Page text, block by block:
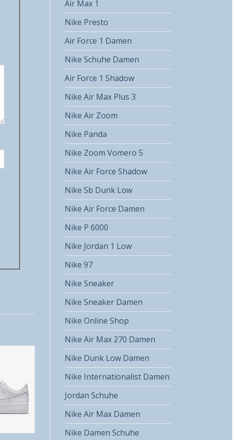
Air Max 1
Nike Presto
Air Force 1 Damen
Nike Schuhe Damen
Air Force 1 Shadow
Nike Air Max Plus 3
Nike Air Zoom
Nike Panda
Nike Zoom Vomero 5
Nike Air Force Shadow
Nike Sb Dunk Low
Nike Air Force Damen
Nike P 6000
Nike Jordan 1 Low
Nike 97
Nike Sneaker
Nike Sneaker Damen
Nike Online Shop
Nike Air Max 270 Damen
Nike Dunk Low Damen
Nike Internationalist Damen
Jordan Schuhe
Nike Air Max Damen
Nike Damen Schuhe